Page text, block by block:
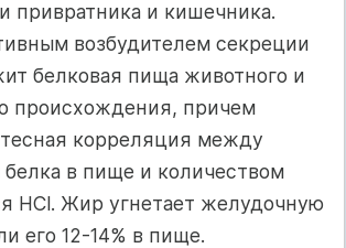
привратника и кишечника.
возбудителем секреции
белковая пища животного и
происхождения, причем
корреляция между
в пище и количеством
HCl. Жир угнетает желудочную
его 12-14% в пище.